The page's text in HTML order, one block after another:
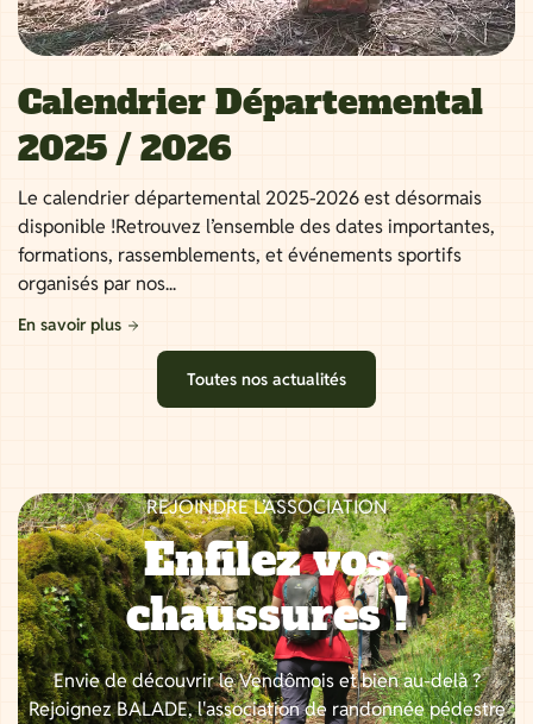
Calendrier Départemental
2025 / 2026
Le calendrier départemental 2025-2026 est désormais
disponible !Retrouvez l’ensemble des dates importantes,
formations, rassemblements, et événements sportifs
organisés par nos...
En savoir plus
Toutes nos actualités
REJOINDRE L’ASSOCIATION
Enfilez vos
chaussures !
Envie de découvrir le Vendômois et bien au-delà ?
Rejoignez BALADE, l'association de randonnée pédestre